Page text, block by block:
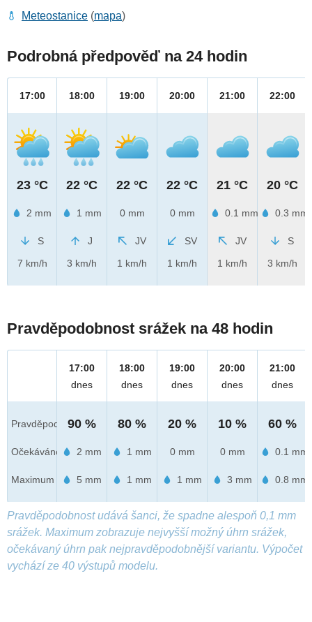
Meteostanice (mapa)
Podrobná předpověď na 24 hodin
17:00
23 °C
2 mm
S
7 km/h
18:00
22 °C
1 mm
J
3 km/h
19:00
22 °C
0 mm
JV
1 km/h
20:00
22 °C
0 mm
SV
1 km/h
21:00
21 °C
0.1 mm
JV
1 km/h
22:00
20 °C
0.3 mm
S
3 km/h
Pravděpodobnost srážek na 48 hodin
Pravděpod.
Očekáváno
Maximum
17:00
dnes
90 %
2 mm
5 mm
18:00
dnes
80 %
1 mm
1 mm
19:00
dnes
20 %
0 mm
1 mm
20:00
dnes
10 %
0 mm
3 mm
21:00
dnes
60 %
0.1 mm
0.8 mm
Pravděpodobnost udává šanci, že spadne alespoň 0,1 mm
srážek. Maximum zobrazuje nejvyšší možný úhrn srážek,
očekávaný úhrn pak nejpravděpodobnější variantu. Výpočet
vychází ze 40 výstupů modelu.